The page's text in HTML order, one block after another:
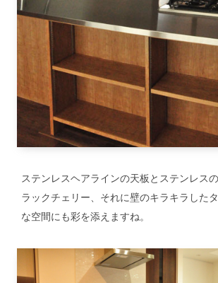
ステンレスヘアラインの天板とステンレス
ラックチェリー、それに壁のキラキラした
な空間にも彩を添えますね。